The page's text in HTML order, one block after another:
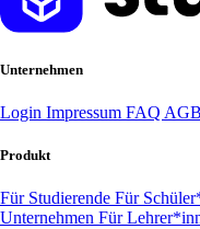
Unternehmen
Login Impressum FAQ AGB
Produkt
Für Studierende Für
Unternehmen Für